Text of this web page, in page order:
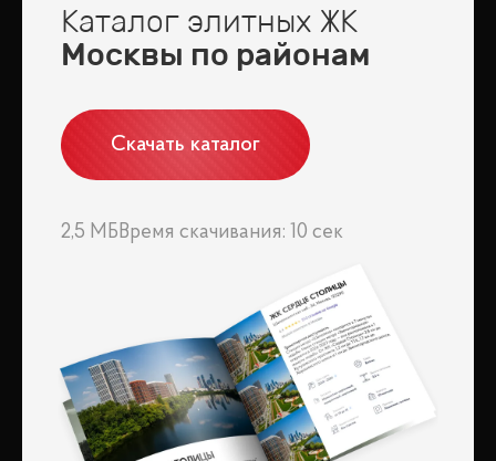
Каталог элитных ЖК
Москвы по районам
Скачать каталог
2,5 МБ Время скачивания: 10 сек